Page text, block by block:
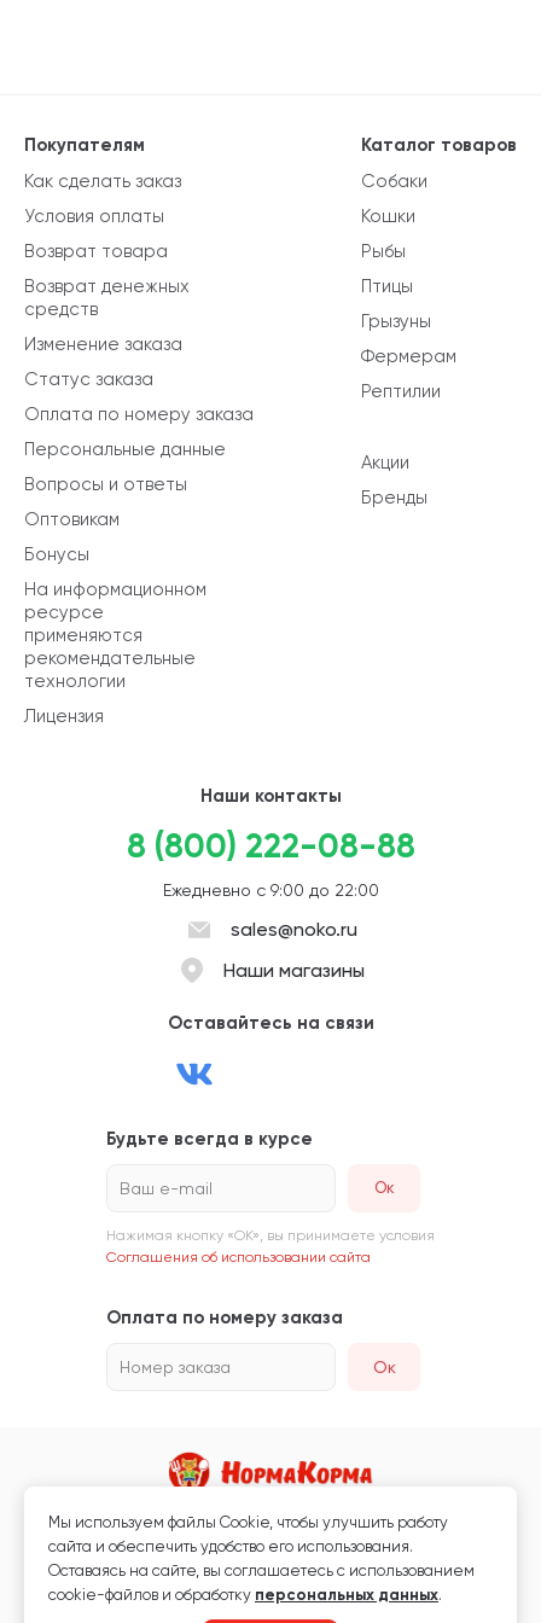
Каталог товаров
Собаки
Кошки
Рыбы
Птицы
Грызуны
Фермерам
Рептилии
Акции
Бренды
Покупателям
Как сделать заказ
Условия оплаты
Возврат товара
Возврат денежных
средств
Изменение заказа
Статус заказа
Оплата по номеру заказа
Персональные данные
Вопросы и ответы
Оптовикам
Бонусы
На информационном
ресурсе
применяются
рекомендательные
технологии
Лицензия
Наши контакты
8 (800) 222-08-88
Ежедневно с 9:00 до 22:00
sales@noko.ru
Наши магазины
Оставайтесь на связи
Будьте всегда в курсе
Ваш e-mail
Нажимая кнопку «ОК», вы принимаете условия
Соглашения об использовании сайта
Оплата по номеру заказа
Номер заказа Ок
Магазин кормов для животных и ветаптека
Любая информация, размещённая на сайте, не является публичной
офертой.
Мы используем файлы Сookie, чтобы улучшить работу
сайта и обеспечить удобство его использования.
Оставаясь на сайте, вы соглашаетесь с использованием
cookie-файлов и обработку персональных данных.